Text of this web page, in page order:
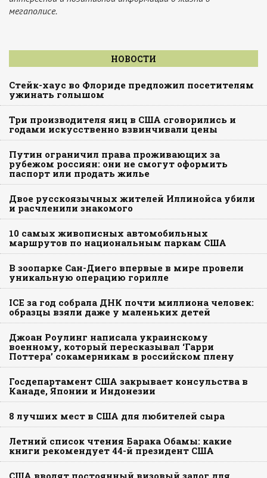
мегаполисе.
НОВОСТИ
Стейк-хаус во Флориде предложил посетителям
ужинать голышом
Три производителя яиц в США сговорились и
годами искусственно взвинчивали цены
Путин ограничил права проживающих за
рубежом россиян: они не смогут оформить
паспорт или продать жилье
Двое русскоязычных жителей Иллинойса убили
и расчленили знакомого
10 самых живописных автомобильных
маршрутов по национальным паркам США
В зоопарке Сан-Диего впервые в мире провели
уникальную операцию горилле
ICE за год собрала ДНК почти миллиона человек:
образцы взяли даже у маленьких детей
Джоан Роулинг написала украинскому
военному, который пересказывал ‘Гарри
Поттера’ сокамерникам в российском плену
Госдепартамент США закрывает консульства в
Канаде, Японии и Индонезии
8 лучших мест в США для любителей сыра
Летний список чтения Барака Обамы: какие
книги рекомендует 44-й президент США
США вводят постоянный визовый залог для